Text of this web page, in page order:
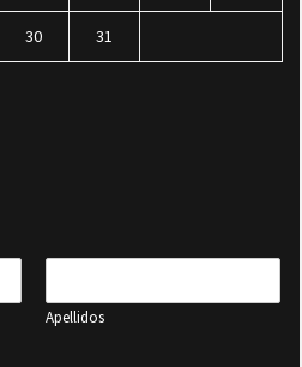
30 31
Apellidos